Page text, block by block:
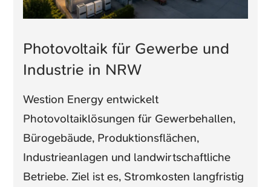
Photovoltaik für Gewerbe und
Industrie in NRW
Westion Energy entwickelt
Photovoltaiklösungen für Gewerbehallen,
Bürogebäude, Produktionsflächen,
Industrieanlagen und landwirtschaftliche
Betriebe. Ziel ist es, Stromkosten langfristig